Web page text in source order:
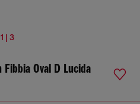
1 | 3
Oval D Lucida